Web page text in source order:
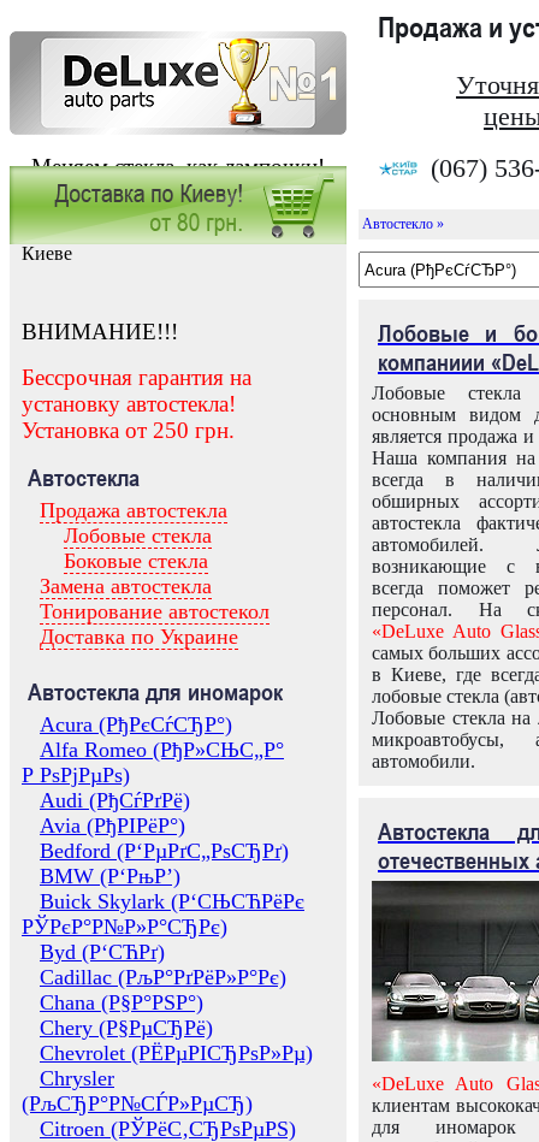
Меняем стекла, как лампочки!
Продажа и
(067)
Заказать установку автостекла в
Киеве
ВНИМАНИЕ!!!
Бессрочная гарантия на
установку автостекла!
Установка от 250 грн.
Автостекла
Продажа автостекла
Лобовые стекла
Боковые стекла
Замена автостекла
Тонирование автостекол
Доставка по Украине
Автостекла для иномарок
Acura (РђРєСѓСЂР°)
Alfa Romeo (РђР»СЊС„Р°
Р РѕРјРµРѕ)
Audi (РђСѓРґРё)
Avia (РђРІРёР°)
Bedford (Р‘РµРґС„РѕСЂРґ)
BMW (Р‘РњР’)
Buick Skylark (Р‘СЊСЋРёРє
РЎРєР°Р№Р»Р°СЂРє)
Byd (Р‘СЋРґ)
Cadillac (РљР°РґРёР»Р°Рє)
Chana (Р§Р°РЅР°)
Chery (Р§РµСЂРё)
Chevrolet (РЁРµРІСЂРѕР»Рµ)
Chrysler
(РљСЂР°Р№СЃР»РµСЂ)
Citroen (РЎРёС‚СЂРѕРµРЅ)
Автостекло »
Лобовые и
компаниии
Лобовые
основным видом
является продажа и
Наша компания на
всегда в
обширных
автостекла
возникающие с
всегда поможет
персонал. На
«DeLuxe Auto
самых больших
в Киеве, где
лобовые стекла
Лобовые стекла на
микроавтобусы,
автомобили.
Автостекла
отечественных
«DeLuxe Auto
клиентам
для иномарок